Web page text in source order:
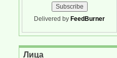
Delivered by FeedBurner
Лица